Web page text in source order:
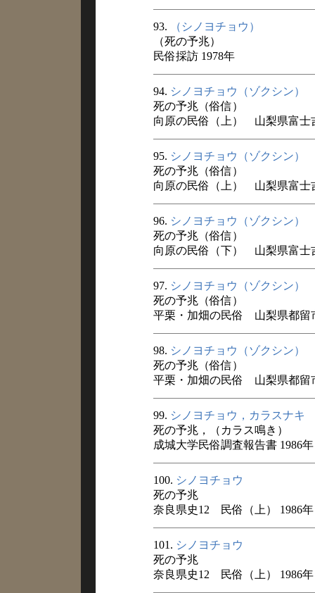
93.
（シノヨチョウ）
（死の予兆）
民俗採訪 1978年
94. シノヨチョウ（ゾクシン）
死の予兆（俗信）
向原の民俗（上） 山梨県富士
95. シノヨチョウ（ゾクシン）
死の予兆（俗信）
向原の民俗（上） 山梨県富士
96. シノヨチョウ（ゾクシン）
死の予兆（俗信）
向原の民俗（下） 山梨県富士
97. シノヨチョウ（ゾクシン）
死の予兆（俗信）
平栗・加畑の民俗 山梨県都留
98. シノヨチョウ（ゾクシン）
死の予兆（俗信）
平栗・加畑の民俗 山梨県都留
99. シノヨチョウ，カラスナキ
死の予兆，（カラス鳴き）
成城大学民俗調査報告書 1986年
100. シノヨチョウ
死の予兆
奈良県史12 民俗（上） 1986年
101. シノヨチョウ
死の予兆
奈良県史12 民俗（上） 1986年